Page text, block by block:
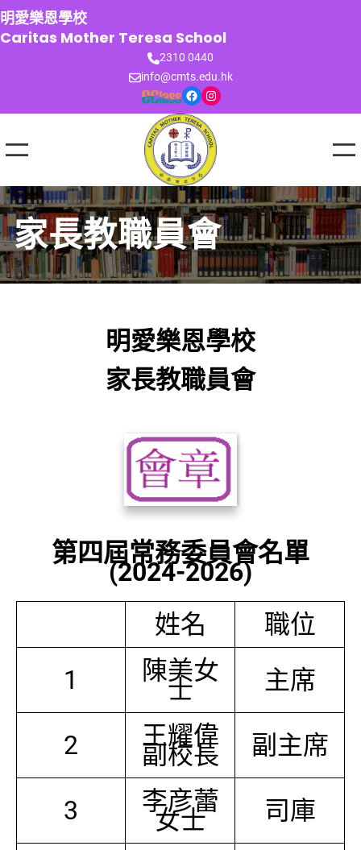
跳
至
主
明愛樂恩學校
Caritas Mother Teresa School
2310 0440
info@cmts.edu.hk
Facebook Instagram
家長教職員會
明愛樂恩學校
家長教職員會
第四屆常務委員會名單
(2024-2026)
姓名
職位
1
陳美女
士 主席
2 王耀偉
副校長 副主席
3 李彦蕾
女士 司庫